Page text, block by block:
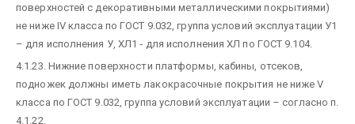
поверхностей с декоративными металлическими покрытиями)
не ниже IV класса по ГОСТ 9.032, группа условий эксплуатации У1
– для исполнения У, ХЛ1- для исполнения ХЛ по ГОСТ 9.104.
4.1.23. Нижние поверхности платформы, кабины, отсеков,
подножек должны иметь лакокрасочные покрытия не ниже V
класса по ГОСТ 9.032, группа условий эксплуатации – согласно п.
4.1.22.